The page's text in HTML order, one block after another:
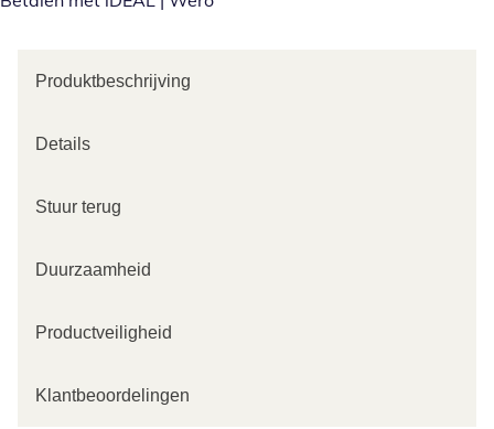
Produktbeschrijving
Details
Stuur terug
Duurzaamheid
Productveiligheid
Klantbeoordelingen